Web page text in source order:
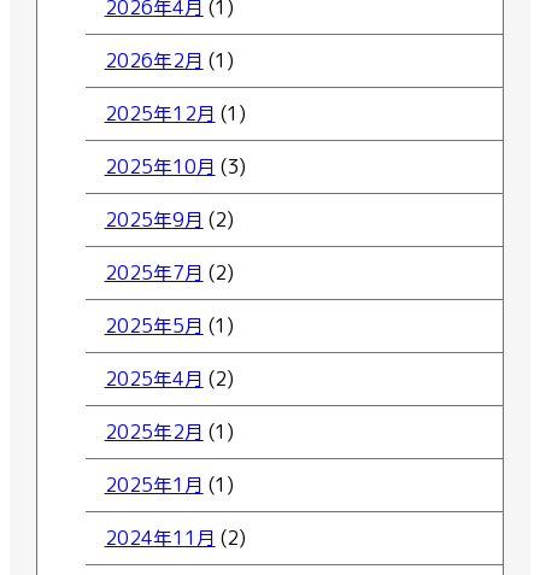
2026年4月 (1)
2026年2月 (1)
2025年12月 (1)
2025年10月 (3)
2025年9月 (2)
2025年7月 (2)
2025年5月 (1)
2025年4月 (2)
2025年2月 (1)
2025年1月 (1)
2024年11月 (2)